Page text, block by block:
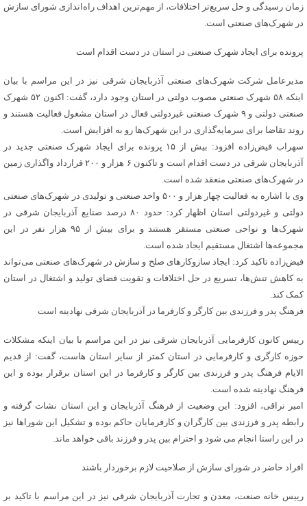
زمان رسیدگی و حل سریع‌تر اختلافات، از مهم‌ترین اهداف راه‌اندازی شورای سازش
در شهرک‌های صنعتی است.
پرونده برای ایجاد شهرک صنعتی در استان در دست اقدام است
مدیرعامل شرکت شهرک‌های صنعتی آذربایجان شرقی نیز در این مراسم با بیان
اینکه ۵۸ شهرک صنعتی مصوب دولتی در استان وجود دارد، گفت: اکنون ۵۲ شهرک
صنعتی دولتی و ۹ شهرک صنعتی غیردولتی فعال در استان مشغول فعالیت هستند و
روند تقاضا برای سرمایه‌گذاری در این شهرک‌ها رو به افزایش است.
سهراب فیض‌زاده افزود: بیش از ۱۵ پرونده برای ایجاد شهرک صنعتی جدید در
آذربایجان شرقی در دست اقدام است و تاکنون ۶ هزار و ۲۰۰ قرارداد واگذاری زمین
در شهرک‌های صنعتی منعقد شده است.
وی با اشاره به فعالیت چهار هزار و ۵۰۰ واحد صنعتی و تولیدی در شهرک‌های صنعتی
دولتی و غیردولتی استان اظهار کرد: حدود ۸۰ درصد صنایع آذربایجان شرقی در
شهرک‌ها و نواحی صنعتی مستقر هستند و برای بیش از ۹۵ هزار نفر در این
مجموعه‌ها اشتغال مستقیم ایجاد شده است.
فیض‌زاده تاکید کرد: ایجاد سازوکارهای صلح و سازش در شهرک‌های صنعتی می‌تواند
به کاهش تنش‌ها، تسریع در حل اختلافات و تقویت فضای تولید و اشتغال در استان
کمک کند.
فرهنگ پدر و فرزندی بین کارگر و کارفرما در آذربایجان شرقی نهادینه است
رییس کانون کارفرمایی آذربایجان شرقی نیز در این مراسم با بیان اینکه مشکلات
حوزه کارگری و کارفرمایی در استان کمتر از سایر استان هاست، گفت: از قدیم
الایام فرهنگ پدر و فرزندی بین کارگر و کارفرما در این استان برقرار بوده و این
فرهنگ نهادینه شده است.
امیر نراقی، افزود: این وضعیت از فرهنگ آذربایجان و این استان نشات گرفته و
رابطه پدر و فرزندی بین کارگران و کارفرمایان حاکم بوده و تشکیل این شوراها نیز
در این راستا انجام می شود و احترام بین پدر و فرزند باقی خواهد ماند.
افراد حاضر در شورای سازش از صلاحیت لازم برخوردار باشند
رییس خانه صنعت، معدن و تجارت آذربایجان شرقی نیز در این مراسم با تاکید بر